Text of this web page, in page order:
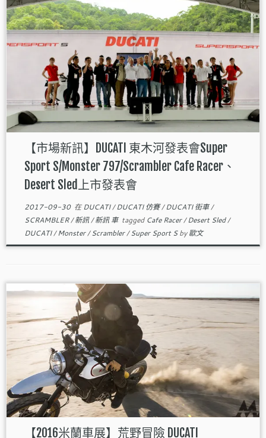
【市場新訊】DUCATI 東木河發表會Super
Sport S/Monster 797/Scrambler Cafe Racer、
Desert Sled上市發表會
2017-09-30在DUCATI/DUCATI 仿賽/DUCATI 街車/
SCRAMBLER/新訊/新訊 車 tagged Cafe Racer/Desert Sled/
DUCATI/Monster/Scrambler/Super Sport Sby歐文
【2016米蘭車展】荒野冒險 DUCATI